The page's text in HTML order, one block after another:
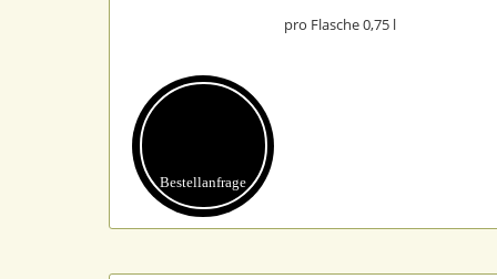
pro Flasche 0,75 l
Bestell­anfrage